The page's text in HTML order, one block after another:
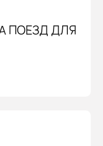
ПОЕЗД ДЛЯ